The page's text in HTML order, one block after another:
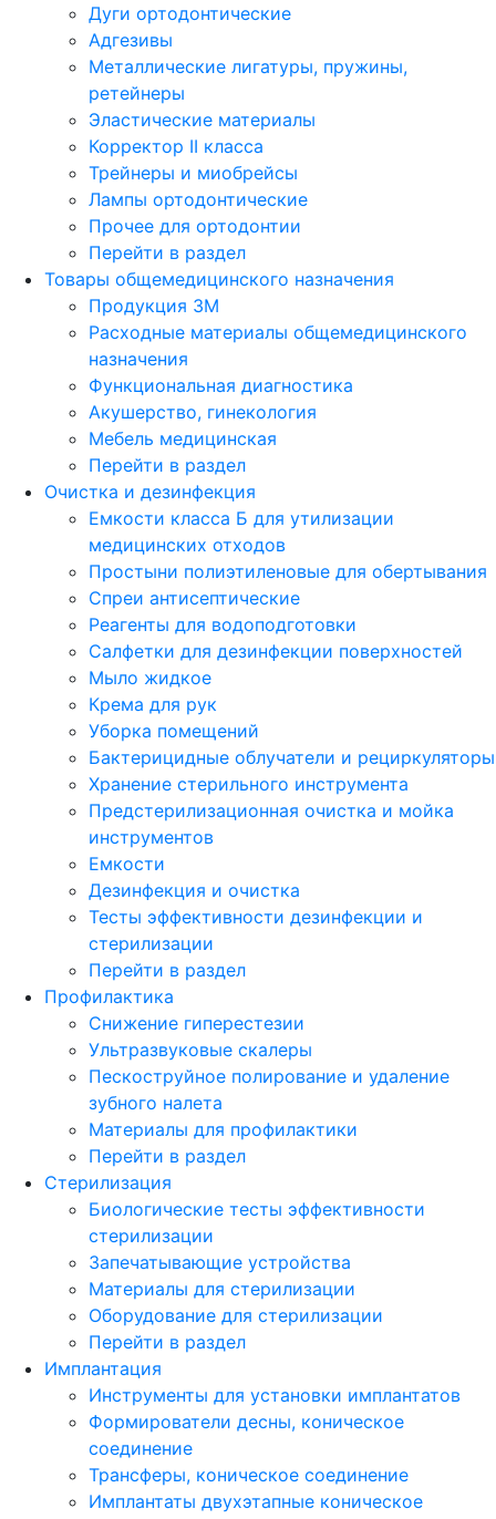
Дуги ортодонтические
Адгезивы
Металлические лигатуры, пружины,
ретейнеры
Эластические материалы
Корректор II класса
Трейнеры и миобрейсы
Лампы ортодонтические
Прочее для ортодонтии
Перейти в раздел
Товары общемедицинского назначения
Продукция 3М
Расходные материалы общемедицинского
назначения
Функциональная диагностика
Акушерство, гинекология
Мебель медицинская
Перейти в раздел
Очистка и дезинфекция
Емкости класса Б для утилизации
медицинских отходов
Простыни полиэтиленовые для обертывания
Спреи антисептические
Реагенты для водоподготовки
Салфетки для дезинфекции поверхностей
Мыло жидкое
Крема для рук
Уборка помещений
Бактерицидные облучатели и рециркуляторы
Хранение стерильного инструмента
Предстерилизационная очистка и мойка
инструментов
Емкости
Дезинфекция и очистка
Тесты эффективности дезинфекции и
стерилизации
Перейти в раздел
Профилактика
Снижение гиперестезии
Ультразвуковые скалеры
Пескоструйное полирование и удаление
зубного налета
Материалы для профилактики
Перейти в раздел
Стерилизация
Биологические тесты эффективности
стерилизации
Запечатывающие устройства
Материалы для стерилизации
Оборудование для стерилизации
Перейти в раздел
Имплантация
Инструменты для установки имплантатов
Формирователи десны, коническое
соединение
Трансферы, коническое соединение
Имплантаты двухэтапные коническое